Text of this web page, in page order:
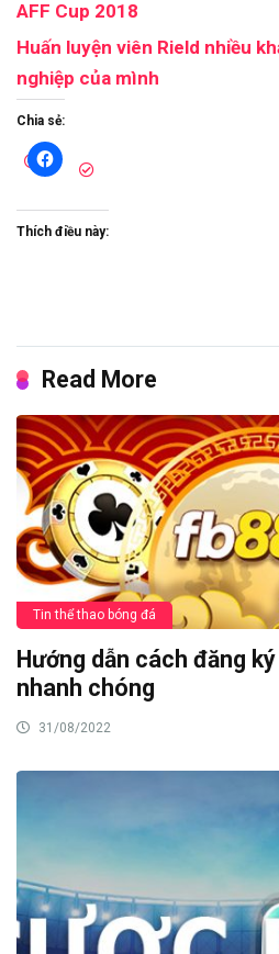
AFF Cup 2018
Huấn luyện viên Rield nhiều
nghiệp của mình
Chia sẻ:
Thích điều này:
Read More
Tin thể thao bóng đá
Hướng dẫn cách đăng
nhanh chóng
31/08/2022